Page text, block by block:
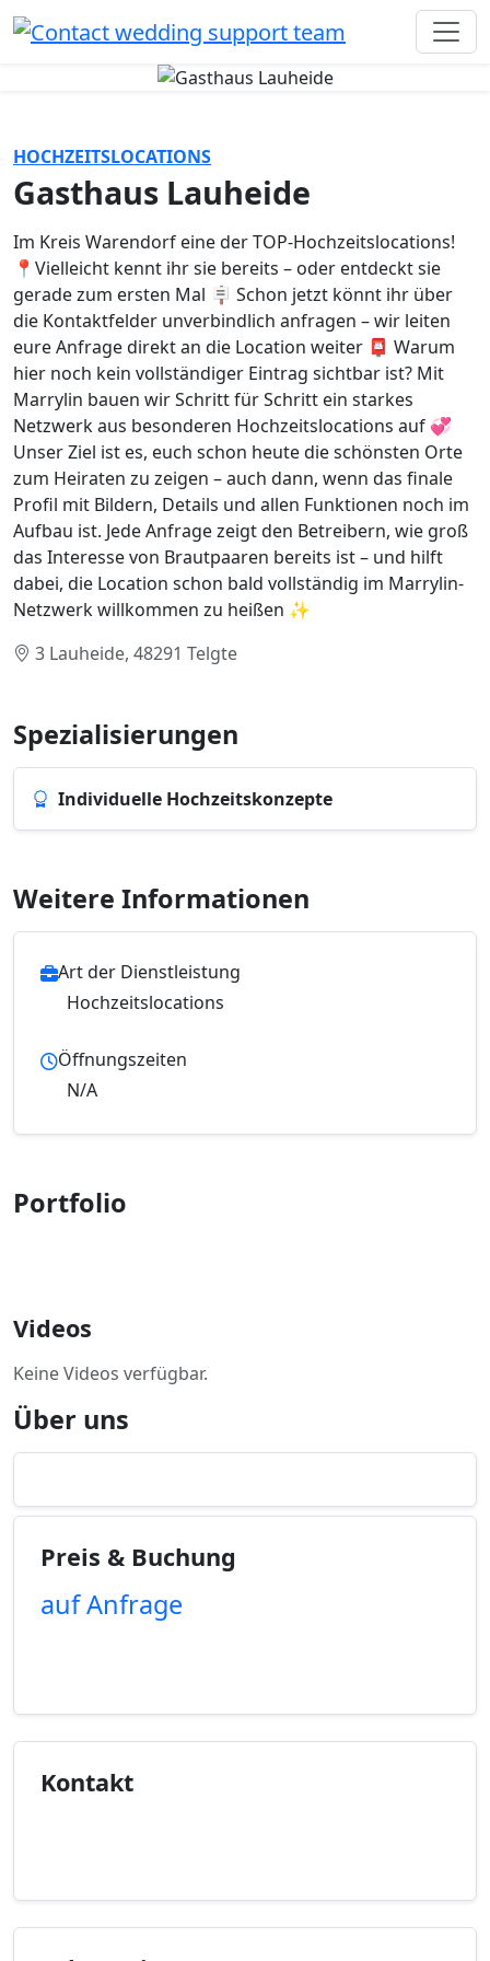
HOCHZEITSLOCATIONS
Gasthaus Lauheide
Im Kreis Warendorf eine der TOP-Hochzeitslocations!
📍Vielleicht kennt ihr sie bereits – oder entdeckt sie
gerade zum ersten Mal 🪧 Schon jetzt könnt ihr über
die Kontaktfelder unverbindlich anfragen – wir leiten
eure Anfrage direkt an die Location weiter 📮 Warum
hier noch kein vollständiger Eintrag sichtbar ist? Mit
Marrylin bauen wir Schritt für Schritt ein starkes
Netzwerk aus besonderen Hochzeitslocations auf 💞
Unser Ziel ist es, euch schon heute die schönsten Orte
zum Heiraten zu zeigen – auch dann, wenn das finale
Profil mit Bildern, Details und allen Funktionen noch im
Aufbau ist. Jede Anfrage zeigt den Betreibern, wie groß
das Interesse von Brautpaaren bereits ist – und hilft
dabei, die Location schon bald vollständig im Marrylin-
Netzwerk willkommen zu heißen ✨
3 Lauheide, 48291 Telgte
Spezialisierungen
Individuelle Hochzeitskonzepte
Weitere Informationen
Art der Dienstleistung
Hochzeitslocations
Öffnungszeiten
N/A
Portfolio
Videos
Keine Videos verfügbar.
Über uns
Preis & Buchung
auf Anfrage
Kontakt